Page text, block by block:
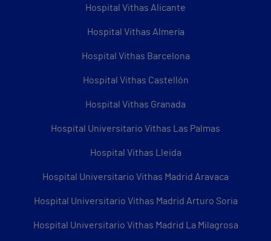
Hospital Vithas Alicante
Hospital Vithas Almería
Hospital Vithas Barcelona
Hospital Vithas Castellón
Hospital Vithas Granada
Hospital Universitario Vithas Las Palmas
Hospital Vithas Lleida
Hospital Universitario Vithas Madrid Aravaca
Hospital Universitario Vithas Madrid Arturo Soria
Hospital Universitario Vithas Madrid La Milagrosa